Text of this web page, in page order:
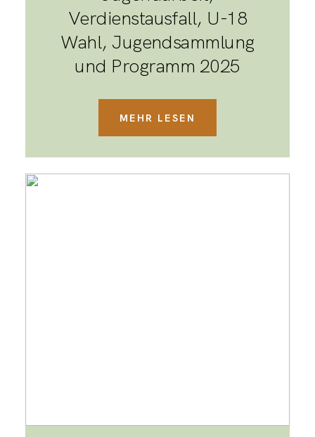
Verdienstausfall, U-18
Wahl, Jugendsammlung
und Programm 2025
MEHR LESEN